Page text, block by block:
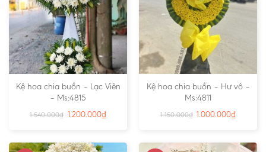
Kệ hoa chia buồn – Lạc Viên
– Ms:4815
1.540.000₫ 1.200.000₫
Kệ hoa chia buồn – Hư vô –
Ms:4811
1.150.000₫ 1.000.000₫